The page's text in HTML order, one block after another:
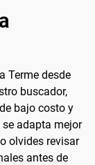
Terme desde
buscador,
bajo costo y
adapta mejor
olvides revisar
antes de